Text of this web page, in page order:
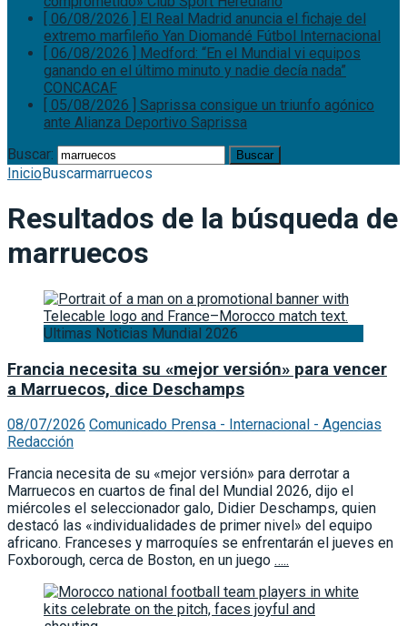
[ 06/08/2026 ] El Real Madrid anuncia el fichaje del
extremo marfileño Yan Diomandé Fútbol Internacional
[ 06/08/2026 ] Medford: “En el Mundial vi equipos
ganando en el último minuto y nadie decía nada”
CONCACAF
[ 05/08/2026 ] Saprissa consigue un triunfo agónico
ante Alianza Deportivo Saprissa
Buscar:
InicioBuscarmarruecos
Resultados de la búsqueda de
marruecos
Ultimas Noticias Mundial 2026
Francia necesita su «mejor versión» para vencer
a Marruecos, dice Deschamps
08/07/2026 Comunicado Prensa - Internacional - Agencias
Redacción
Francia necesita de su «mejor versión» para derrotar a
Marruecos en cuartos de final del Mundial 2026, dijo el
miércoles el seleccionador galo, Didier Deschamps, quien
destacó las «individualidades de primer nivel» del equipo
africano. Franceses y marroquíes se enfrentarán el jueves en
Foxborough, cerca de Boston, en un juego …..